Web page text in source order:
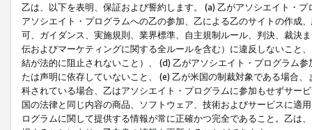
乙は、以下を表明、保証および誓約します。 (a) 乙がアソシエイト・
アソシエイト・プログラムへの乙の参加、乙による乙のサイトの作成
可、ガイダンス、実施規則、業界標準、自主規制ルール、判決、裁決
伝およびマーケティングに関する全ルールを含む）に違反しないこと
結が法的に阻止されないこと）、 (d) 乙がアソシエイト・プログラム
たは声明に依存していないこと、 (e) 乙が米国の制裁対象である場合
科されている場合、乙はアソシエイト・プログラムに参加もせずサー
国の法律と同じ内容の商品、ソフトウェア、技術およびサービスに適
ログラムに関して提供する情報が常に正確かつ完全であること。乙は